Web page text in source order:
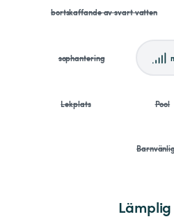
bortskaffande av svart vatten
sophantering
Lekplats Pool